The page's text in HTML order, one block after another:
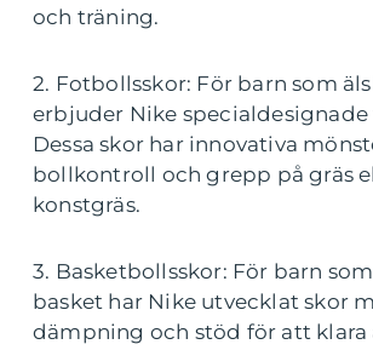
och träning.
2. Fotbollsskor: För barn som
erbjuder Nike
Dessa skor har innovativa
bollkontroll och grepp på gräs
konstgräs.
3. Basketbollsskor: För barn
basket har Nike utvecklat skor
dämpning och stöd för att klara